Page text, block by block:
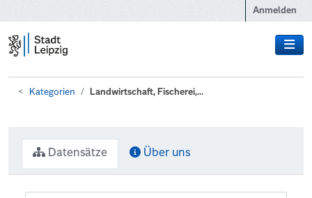
Anmelden
Kategorien Landwirtschaft, Fischerei,...
Datensätze Über uns